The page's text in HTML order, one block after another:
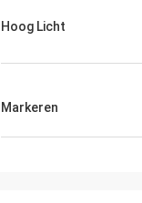
Hoog Licht
Markeren